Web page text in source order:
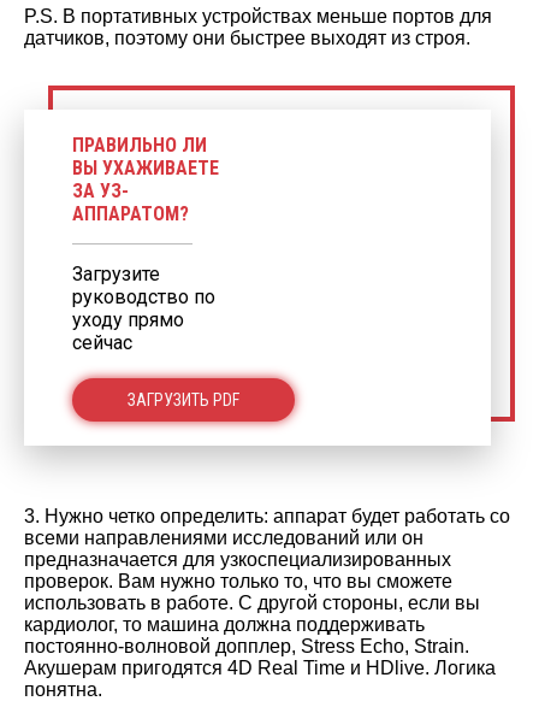
P.S. В портативных устройствах меньше портов для
датчиков, поэтому они быстрее выходят из строя.
ПРАВИЛЬНО ЛИ
ВЫ УХАЖИВАЕТЕ
ЗА УЗ-
АППАРАТОМ?
Загрузите
руководство по
уходу прямо
сейчас
ЗАГРУЗИТЬ PDF
3. Нужно четко определить: аппарат будет работать со
всеми направлениями исследований или он
предназначается для узкоспециализированных
проверок. Вам нужно только то, что вы сможете
использовать в работе. С другой стороны, если вы
кардиолог, то машина должна поддерживать
постоянно-волновой допплер, Stress Echo, Strain.
Акушерам пригодятся 4D Real Time и HDlive. Логика
понятна.